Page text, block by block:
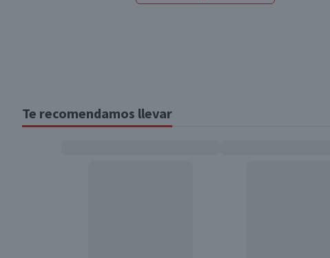
Te recomendamos llevar